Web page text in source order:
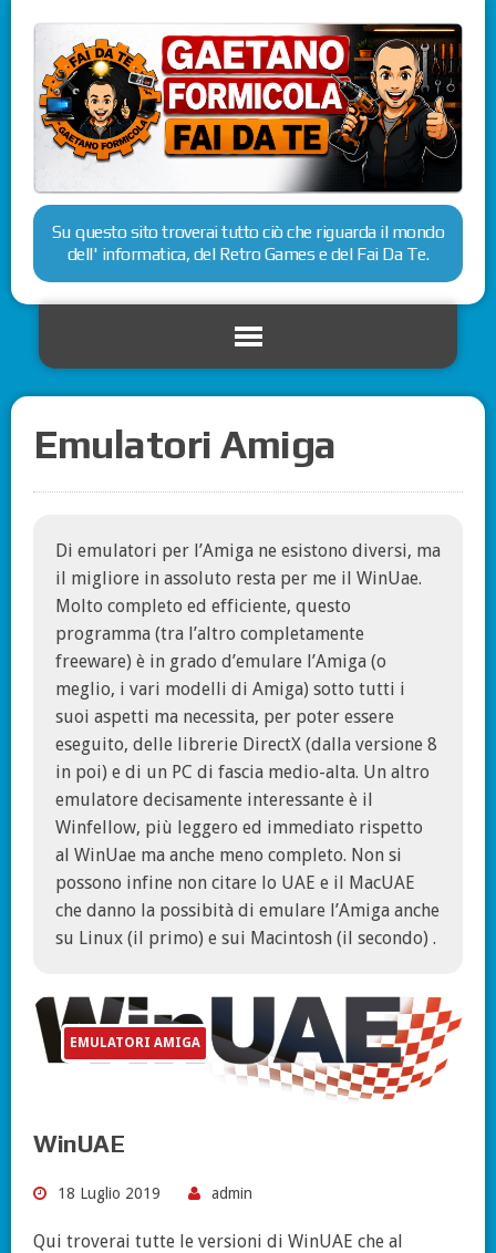
Su questo sito troverai tutto ciò che riguarda il mondo
dell' informatica, del Retro Games e del Fai Da Te.
Emulatori Amiga
Di emulatori per l’Amiga ne esistono diversi, ma
il migliore in assoluto resta per me il WinUae.
Molto completo ed efficiente, questo
programma (tra l’altro completamente
freeware) è in grado d’emulare l’Amiga (o
meglio, i vari modelli di Amiga) sotto tutti i
suoi aspetti ma necessita, per poter essere
eseguito, delle librerie DirectX (dalla versione 8
in poi) e di un PC di fascia medio-alta. Un altro
emulatore decisamente interessante è il
Winfellow, più leggero ed immediato rispetto
al WinUae ma anche meno completo. Non si
possono infine non citare lo UAE e il MacUAE
che danno la possibità di emulare l’Amiga anche
su Linux (il primo) e sui Macintosh (il secondo) .
EMULATORI AMIGA
WinUAE
18 Luglio 2019 admin
Qui troverai tutte le versioni di WinUAE che al